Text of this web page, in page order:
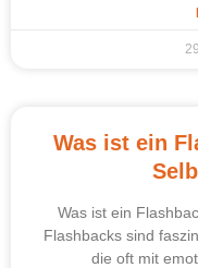
Was ist ein
Was ist ein
Flashbacks sind
die oft mit